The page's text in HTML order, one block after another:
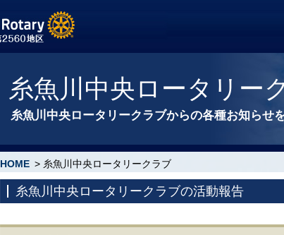
糸魚川中央ロータリー
糸魚川中央ロータリークラブからの各種お知らせ
HOME > 糸魚川中央ロータリークラブ
糸魚川中央ロータリークラブの活動報告